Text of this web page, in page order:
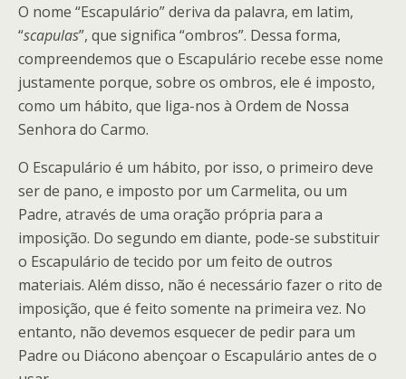
O nome “Escapulário” deriva da palavra, em latim,
“scapulas”, que significa “ombros”. Dessa forma,
compreendemos que o Escapulário recebe esse nome
justamente porque, sobre os ombros, ele é imposto,
como um hábito, que liga-nos à Ordem de Nossa
Senhora do Carmo.
O Escapulário é um hábito, por isso, o primeiro deve
ser de pano, e imposto por um Carmelita, ou um
Padre, através de uma oração própria para a
imposição. Do segundo em diante, pode-se substituir
o Escapulário de tecido por um feito de outros
materiais. Além disso, não é necessário fazer o rito de
imposição, que é feito somente na primeira vez. No
entanto, não devemos esquecer de pedir para um
Padre ou Diácono abençoar o Escapulário antes de o